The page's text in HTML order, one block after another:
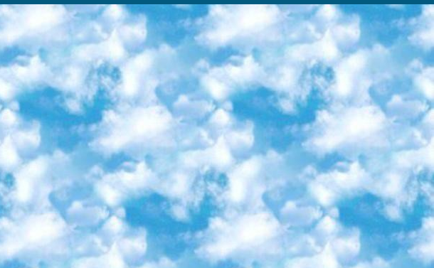
на десятки различных тем — от программирования до психологии. Многие курсы подготовлены российскими университетами и крупными международными компаниями вроде Intel и Microsoft. Самостоятельное обучение бесплатное, но желающие могут оплатить услуги персональных наставников. 2. «Смартия» знакомит с актуальными профессиями и подсказывает, как им обучаться. Выбрав заинтересовавшую вас специальность — SMM-специалист, фотограф, веб-дизайнер или другую, — увидите список необходимых для неё умений. Чтобы вы могли освоить их самостоятельно, для каждого умения площадка отображает подборку ссылок на учебные материалы. Хотя «Смартия» ориентируется на русскоязычную аудиторию, часть контента всё же доступна только на английском. 3. «Лекторий Физтеха» Проект Московского физико-технического института (Физтеха). С его помощью вы можете смотреть онлайн серии лекций, записанные на видео в этом вузе. В числе доступных предметов — физика, биология, химия, информационные технологии и другие. К некоторым лекциям администрация ресурса прилагает готовые конспекты, которые можно скачивать в PDF-формате. 4. ITMOcourses Онлайн-площадка Санкт-Петербургского национального исследовательского университета информационных технологий, механики и оптики (ИТМО). Ресурс предоставляет свободный доступ к курсам, разработанным в этом вузе. Каталог материалов разбит на четыре категории: «Оптические системы и технологии», «Приборостроение и робототехника», «Информационные технологии» и «Биотехнологии». Курсы состоят из видеолекций, интерактивных демонстраций и заданий. 5. «КиберЛенинка» Электронная научная библиотека открытого доступа. Каталог площадки регулярно обрастает текстами статей из различных научных изданий. Сгруппированные по журналам и рубрикам публикации можно читать онлайн или скачивать целиком в PDF-формате. Проект нацелен на популяризацию науки за счёт открытого доступа к качественной информации. 6. «ПостНаука» На этом ресурсе публикуют подборки видеолекций, составленные экспертами из разных отраслей и объединённые общими темами. Среди них, к примеру, есть серии «Биоинформатика и геномика», «Культура средневековой Скандинавии» и Cinema Studies о теории кино. Каждая подборка лекций — логически связанная история, рассказанная экспертом от первого лица. Кроме того, на сайте появляются научно-образовательные статьи и тесты на разные темы. 7. «Newочём» Команда проекта «Newочём» отбирает самые интересные тексты из англоязычных СМИ и переводит те из них, за которые голосуют участники сообщества «ВКонтакте». По большей части это научно-популярные статьи. Редакторы придумывают лишь заголовки, в остальном содержание переводов соответствует оригиналам. Полные тексты можно читать прямо в социальной сети. 8. InternetUrok Онлайн-база материалов по основным дисциплинам школьной программы. Информация на сайте структурирована по классам, предметам и темам (урокам). Каждый урок состоит из видеолекций и конспектов. Есть также интерактивные тренажёры и тесты для закрепления пройденного материала. Даже если вы давно окончили школу, возможность повторить программу старших классов всегда может пригодиться. 9. Edutainme Ещё один ресурс об образовании. В отличие от Newtonew, как мне кажется, Edutainme больше ориентируется на представителей индустрии: педагогов, предпринимателей, разработчиков образовательных проектов. Но и любой, кто просто стремится к саморазвитию, найдёт на сайте много полезного и интересного для себя. Например, информацию о новых курсах и образовательных сервисах. 10. Newtonew Онлайн-медиа об образовании и обучении в широком смысле. Авторы Newtonew пишут об инструментах, заведениях, тактиках и стратегиях, которые помогают учить других и получать новые знания самостоятельно. На этой площадке вы найдёте новости, обзоры, аналитические мат